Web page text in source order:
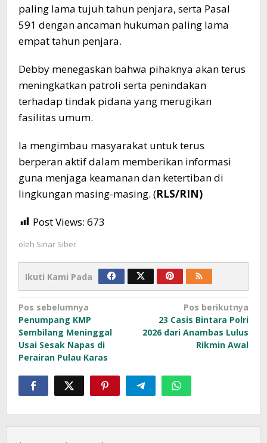
paling lama tujuh tahun penjara, serta Pasal
591 dengan ancaman hukuman paling lama
empat tahun penjara.
Debby menegaskan bahwa pihaknya akan terus
meningkatkan patroli serta penindakan
terhadap tindak pidana yang merugikan
fasilitas umum.
Ia mengimbau masyarakat untuk terus
berperan aktif dalam memberikan informasi
guna menjaga keamanan dan ketertiban di
lingkungan masing-masing. (RLS/RIN)
Post Views: 673
oleh Sinar Siber
Ikuti Kami Pada
Navigasi
pos
Pos sebelumnya
Penumpang KMP
Sembilang Meninggal
Usai Sesak Napas di
Perairan Pulau Karas
Pos berikutnya
23 Casis Bintara Polri
2026 dari Anambas Lulus
Rikmin Awal